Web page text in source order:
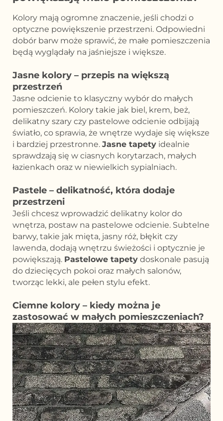
Kolory mają ogromne znaczenie, jeśli chodzi o
optyczne powiększenie przestrzeni. Odpowiedni
dobór barw może sprawić, że małe pomieszczenia
będą wyglądały na jaśniejsze i większe.
Jasne kolory – przepis na większą
przestrzeń
Jasne odcienie to klasyczny wybór do małych
pomieszczeń. Kolory takie jak biel, krem, beż,
delikatny szary czy pastelowe odcienie odbijają
światło, co sprawia, że wnętrze wydaje się większe
i bardziej przestronne. Jasne tapety idealnie
sprawdzają się w ciasnych korytarzach, małych
łazienkach oraz w niewielkich sypialniach.
Pastele – delikatność, która dodaje
przestrzeni
Jeśli chcesz wprowadzić delikatny kolor do
wnętrza, postaw na pastelowe odcienie. Subtelne
barwy, takie jak mięta, jasny róż, błękit czy
lawenda, dodają wnętrzu świeżości i optycznie je
powiększają. Pastelowe tapety doskonale pasują
do dziecięcych pokoi oraz małych salonów,
tworząc lekki, ale pełen stylu efekt.
Ciemne kolory – kiedy można je
zastosować w małych pomieszczeniach?